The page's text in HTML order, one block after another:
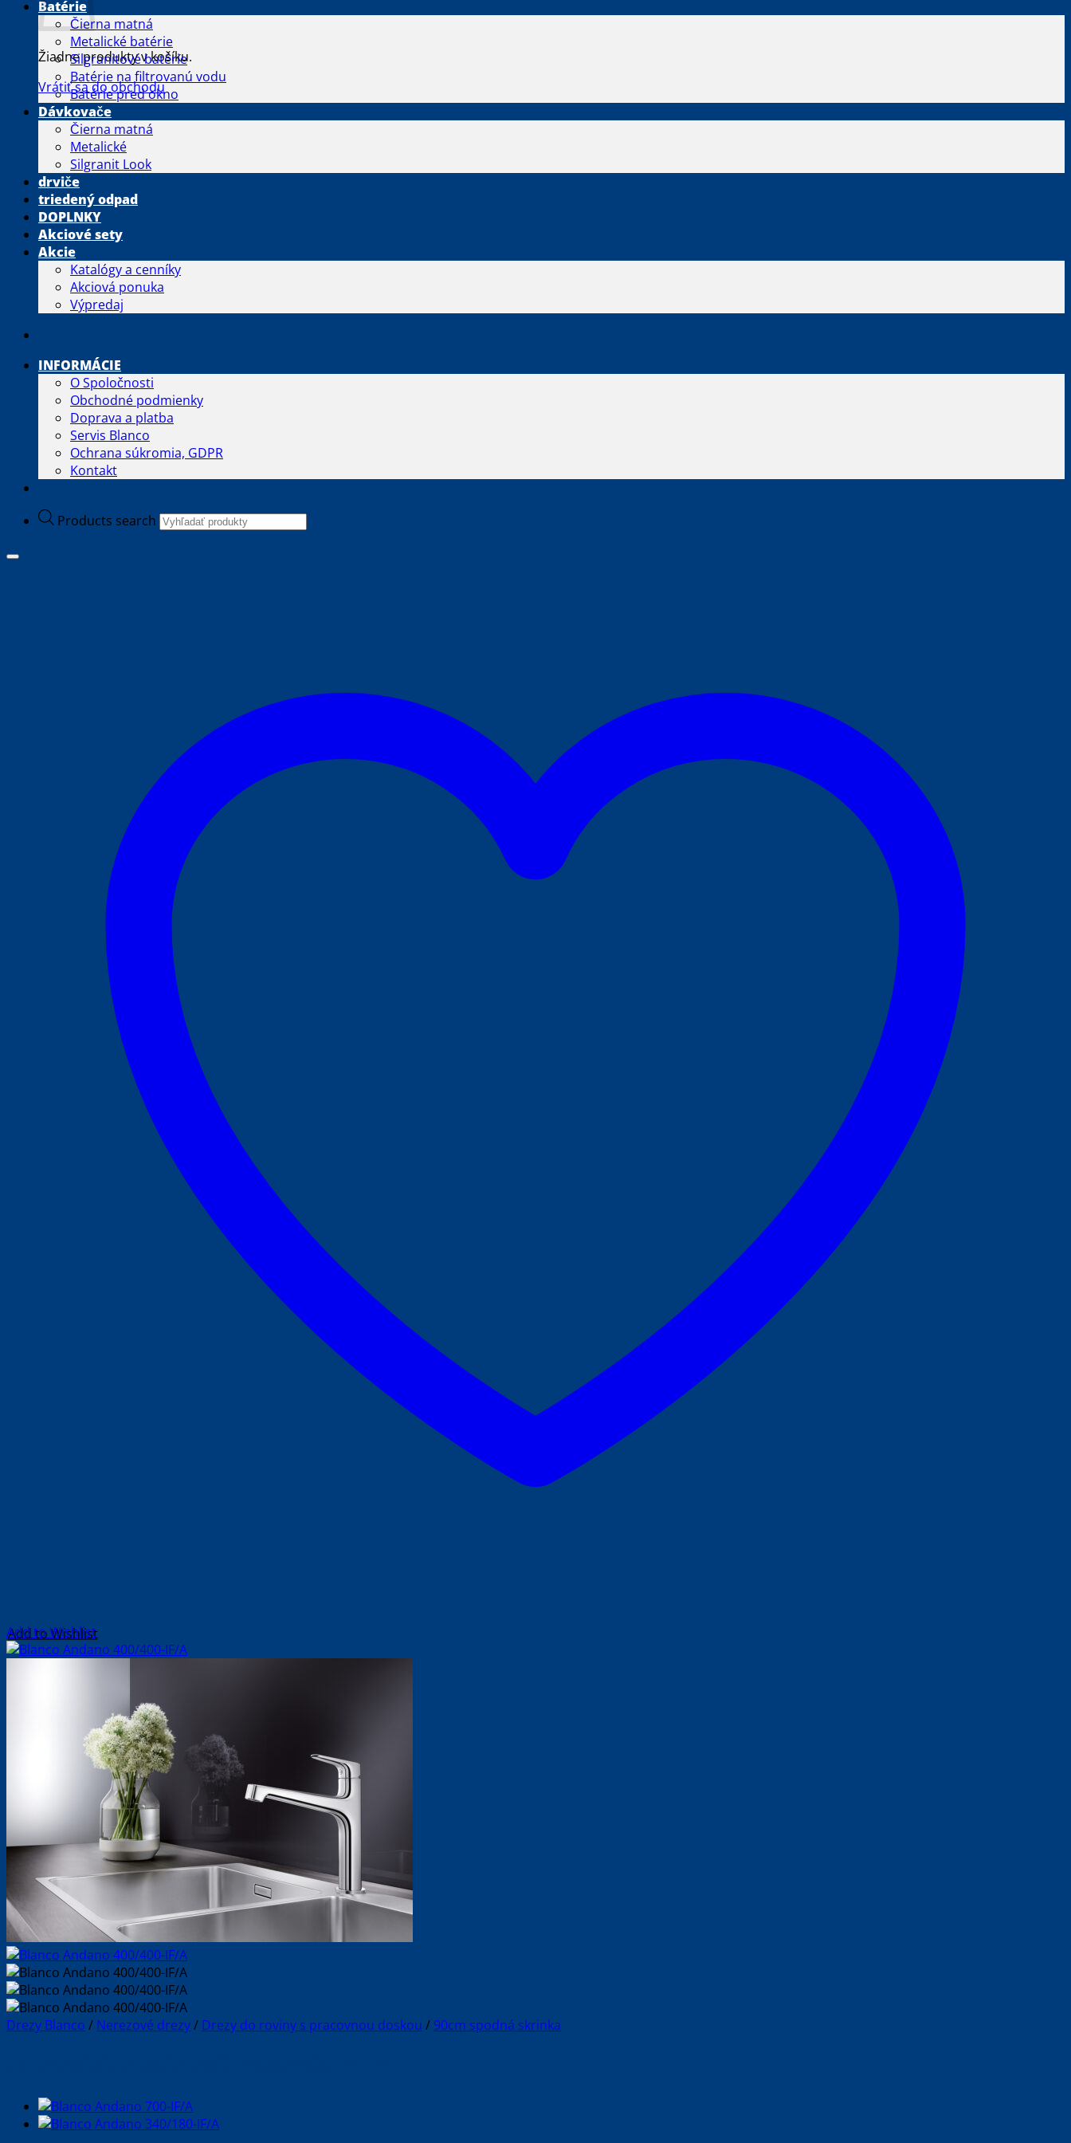
Žiadne produkty v košíku.
Vrátiť sa do obchodu
Batérie
Čierna matná
Metalické batérie
Silgranitové batérie
Batérie na filtrovanú vodu
Batérie pred okno
Dávkovače
Čierna matná
Metalické
Silgranit Look
drviče
triedený odpad
DOPLNKY
Akciové sety
Akcie
Katalógy a cenníky
Akciová ponuka
Výpredaj
INFORMÁCIE
O Spoločnosti
Obchodné podmienky
Doprava a platba
Servis Blanco
Ochrana súkromia, GDPR
Kontakt
Products search
Add to Wishlist
Drezy Blanco / Nerezové drezy/ Drezy do roviny s pracovnou doskou / 90cm spodná skrinka